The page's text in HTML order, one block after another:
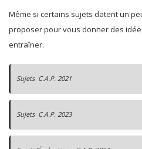
Même si certains sujets datent un
proposer pour vous donner des
entraîner.
Sujets C.A.P. 2021
Sujets C.A.P. 2023